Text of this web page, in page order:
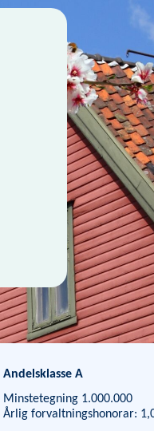
Andelsklasse A
Minstetegning 1.000.000
Årlig forvaltningshonorar: